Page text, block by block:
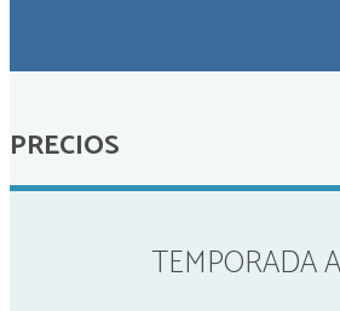
PRECIOS
TEMPORADA